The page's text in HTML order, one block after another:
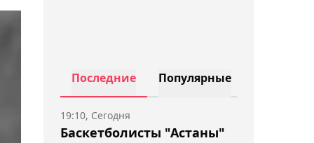
Последние Популярные
Баскетболисты "Астаны"
19:10, Сегодня